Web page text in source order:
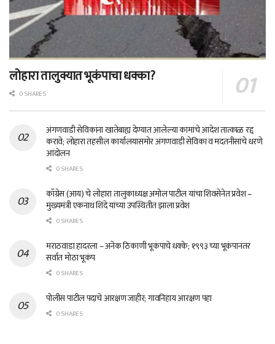
लोहारा तालुक्यात भूकंपाचा धक्का?
0 SHARES
अंगणवाडी सेविकांना खातेबाह्य देण्यात आलेल्या कामांचे आदेश तात्काळ रद्द
करावे; लोहारा तहसील कार्यालयासमोर अंगणवाडी सेविका व मदतनीसांचे धरणे
आंदोलन
0 SHARES
काँग्रेस (आय) चे लोहारा तालुकाध्यक्ष अमोल पाटील यांचा शिवसेनेत प्रवेश –
मुख्यमंत्री एकनाथ शिंदे यांच्या उपस्थितीत झाला प्रवेश
0 SHARES
मराठवाडा हादरला – अनेक ठिकाणी भूकंपाचे धक्के; १९९३ च्या भूकंपानंतर
सर्वात मोठा भूकंप
0 SHARES
पोलीस पाटील पदाचे आरक्षण जाहीर; गावनिहाय आरक्षण पहा
0 SHARES